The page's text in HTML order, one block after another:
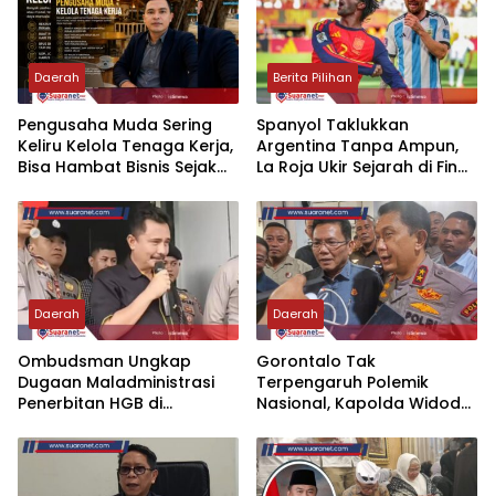
Daerah
‎Pengusaha Muda Sering
Keliru Kelola Tenaga Kerja,
Bisa Hambat Bisnis Sejak
Berita Pilihan
‎Spanyol Taklukkan
Argentina Tanpa Ampun,
La Roja Ukir Sejarah di Final
Daerah
‎Ombudsman Ungkap
Dugaan Maladministrasi
Penerbitan HGB di
Diminta Tindak Lanjut 30
Daerah
‎Gorontalo Tak
Terpengaruh Polemik
Nasional, Kapolda Widodo: